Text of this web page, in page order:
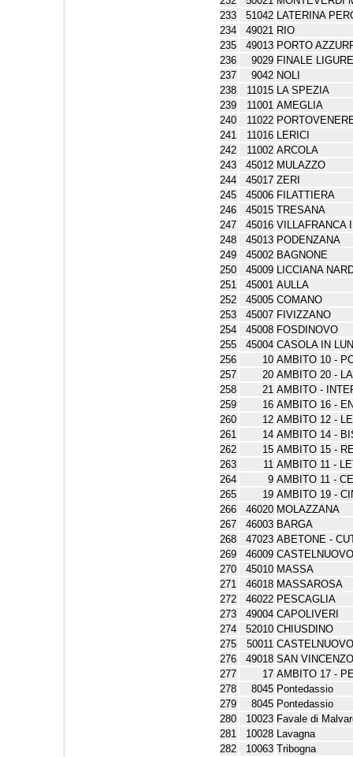
233
51042 LATERINA
234
49021 RIO
235
49013 PORTO
236
9029 FINALE
237
9042 NOLI
238
11015 LA SPEZIA
239
11001 AMEGLIA
240
11022
241
11016 LERICI
242
11002 ARCOLA
243
45012 MULAZZO
244
45017 ZERI
245
45006 FILATTIERA
246
45015 TRESANA
247
45016 VILLAFRANCA
248
45013 PODENZANA
249
45002 BAGNONE
250
45009 LICCIANA
251
45001 AULLA
252
45005 COMANO
253
45007 FIVIZZANO
254
45008 FOSDINOVO
255
45004 CASOLA IN
256
10 AMBITO 10 -
257
20 AMBITO 20 -
258
21 AMBITO -
259
16 AMBITO 16 -
260
12 AMBITO 12 -
261
14 AMBITO 14 -
262
15 AMBITO 15 -
263
11 AMBITO 11 -
264
9 AMBITO 11 -
265
19 AMBITO 19 -
266
46020 MOLAZZANA
267
46003 BARGA
268
47023 ABETONE -
269
46009
270
45010 MASSA
271
46018 MASSAROSA
272
46022 PESCAGLIA
273
49004 CAPOLIVERI
274
52010 CHIUSDINO
275
50011
276
49018 SAN
277
17 AMBITO 17 -
278
8045 Pontedassio
279
8045 Pontedassio
280
10023 Favale di
281
10028 Lavagna
282
10063 Tribogna